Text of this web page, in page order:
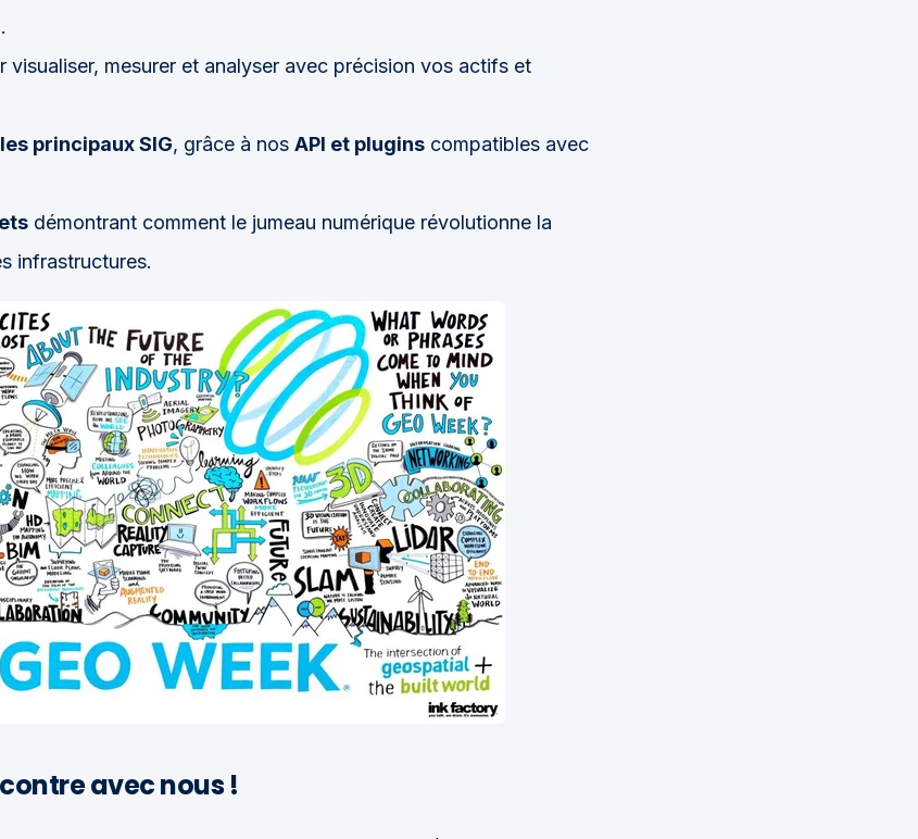
.
visualiser, mesurer et analyser avec précision vos actifs et
principaux SIG, grâce à nos API et pluginscompatibles avec
démontrant comment le jumeau numérique révolutionne la
infrastructures.
avec nous !